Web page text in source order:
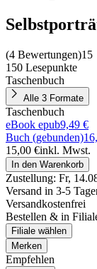
(4 Bewertungen)15
150 Lesepunkte
Taschenbuch
Alle 3 Formate
Taschenbuch
eBook epub9,49 €
Buch (gebunden)
15,00 €inkl. Mwst.
In den Warenkorb
Zustellung: Fr,
Versand in 3-5
Versandkostenfrei
Bestellen & in
Filiale wählen
Merken
Empfehlen